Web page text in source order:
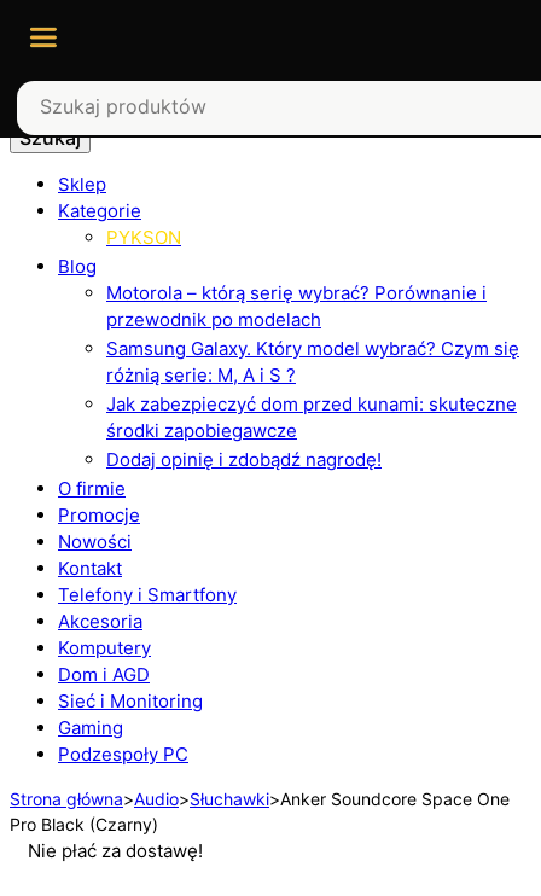
Szukaj
Sklep
Kategorie
PYKSON
Blog
Motorola – którą serię wybrać? Porównanie i
przewodnik po modelach
Samsung Galaxy. Który model wybrać? Czym się
różnią serie: M, A i S ?
Jak zabezpieczyć dom przed kunami: skuteczne
środki zapobiegawcze
Dodaj opinię i zdobądź nagrodę!
O firmie
Promocje
Nowości
Kontakt
Telefony i Smartfony
Akcesoria
Komputery
Dom i AGD
Sieć i Monitoring
Gaming
Podzespoły PC
Strona główna>Audio>Słuchawki>Anker Soundcore Space One
Pro Black (Czarny)
Nie płać za dostawę!